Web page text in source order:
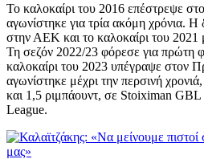
Το καλοκαίρι του 2016 επέστρεψε
αγωνίστηκε για τρία ακόμη χρόνια. Η
στην ΑΕΚ και το καλοκαίρι του 2021
Τη σεζόν 2022/23 φόρεσε για πρώτη
καλοκαίρι του 2023 υπέγραψε στον
αγωνίστηκε μέχρι την περσινή
και 1,5 ριμπάουντ, σε Stoiximan
League.